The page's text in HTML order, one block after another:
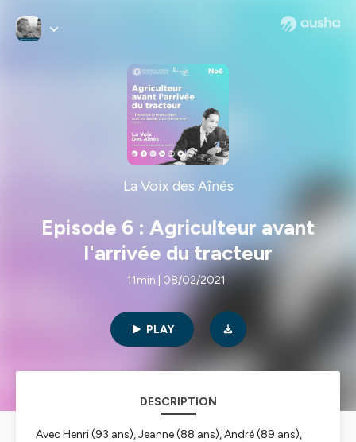
La Voix des Aînés
Episode 6 : Agriculteur avant
l'arrivée du tracteur
11min | 08/02/2021
PLAY
DESCRIPTION
Avec Henri (93 ans), Jeanne (88 ans), André (89 ans),